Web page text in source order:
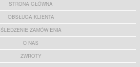
STRONA GŁÓWNA
OBSŁUGA KLIENTA
ŚLEDZENIE ZAMÓWIENIA
O NAS
ZWROTY